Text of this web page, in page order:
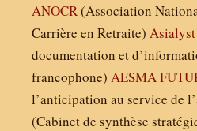
ANOCR(Association
Carrière en Retraite) Asialyst
documentation et
francophone) AESMA
l’anticipation au service de
(Cabinet de synthèse